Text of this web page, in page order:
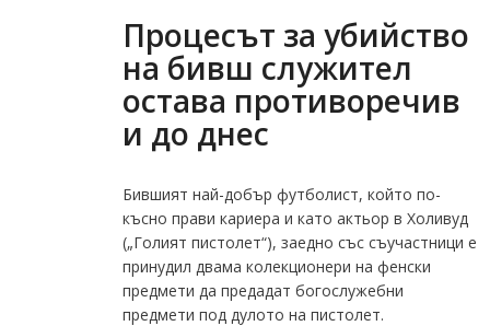
Процесът за убийство
на бивш служител
остава противоречив
и до днес
Бившият най-добър футболист, който по-
късно прави кариера и като актьор в Холивуд
(„Голият пистолет“), заедно със съучастници е
принудил двама колекционери на фенски
предмети да предадат богослужебни
предмети под дулото на пистолет.